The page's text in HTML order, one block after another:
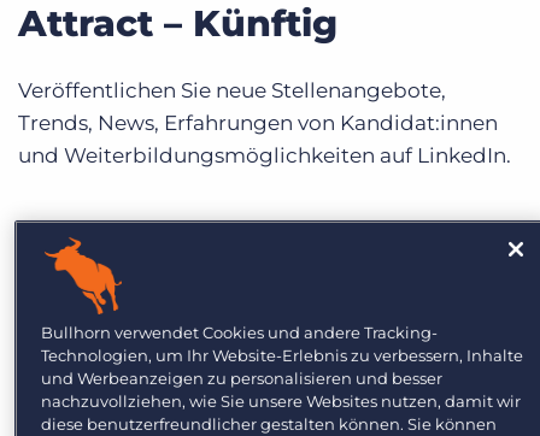
Attract – Künftig
Veröffentlichen Sie neue Stellenangebote,
Trends, News, Erfahrungen von Kandidat:innen
und Weiterbildungsmöglichkeiten auf LinkedIn.
Attract – Bisher
Content ohne SEO-Strategie erstellen.
Attract – Künftig
Bullhorn verwendet Cookies und andere Tracking-
Technologien, um Ihr Website-Erlebnis zu verbessern, Inhalte
und Werbeanzeigen zu personalisieren und besser
nachzuvollziehen, wie Sie unsere Websites nutzen, damit wir
diese benutzerfreundlicher gestalten können. Sie können